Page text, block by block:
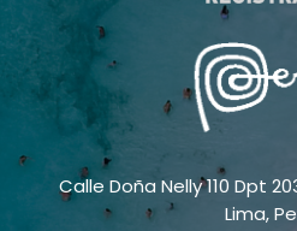
Calle Doña Nelly 110 Dpt
Lima,